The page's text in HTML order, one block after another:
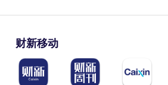
财新移动